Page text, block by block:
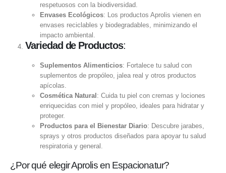
respetuosos con la biodiversidad.
Envases Ecológicos: Los productos Aprolis vienen en
envases reciclables y biodegradables, minimizando el
impacto ambiental.
Variedad de Productos:
Suplementos Alimenticios: Fortalece tu salud con
suplementos de propóleo, jalea real y otros productos
apícolas.
Cosmética Natural : Cuida tu piel con cremas y lociones
enriquecidas con miel y propóleo, ideales para hidratar y
proteger.
Productos para el Bienestar Diario: Descubre jarabes,
sprays y otros productos diseñados para apoyar tu salud
respiratoria y general.
¿Por qué elegir Aprolis en Espacionatur?